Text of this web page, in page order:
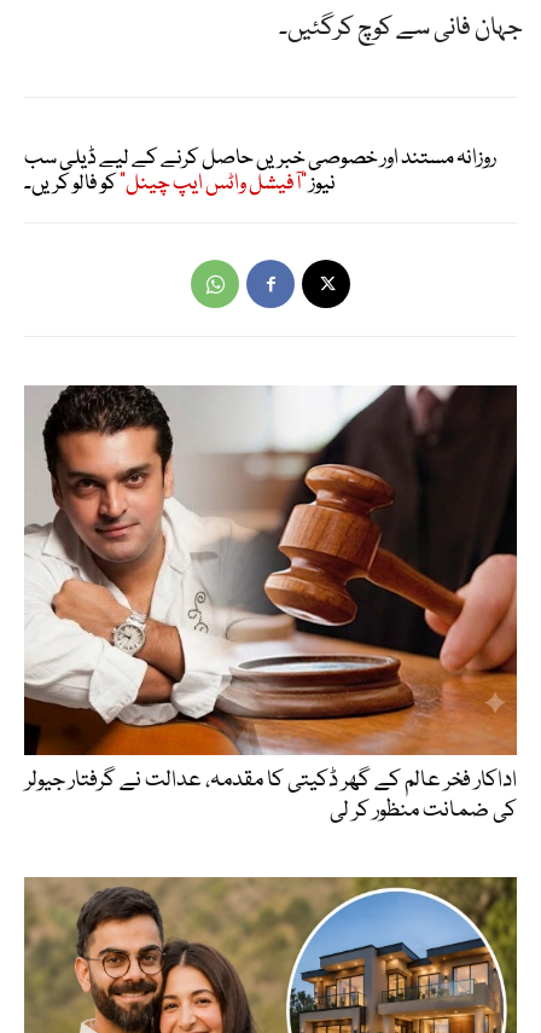
جہان فانی سے کوچ کرگئیں۔
روزانہ مستند اور خصوصی خبریں حاصل کرنے کے لیے ڈیلی سب
نیوز"آفیشل واٹس ایپ چینل"کو فالو کریں۔
اداکار فخر عالم کے گھر ڈکیتی کا مقدمہ، عدالت نے گرفتار جیولر
کی ضمانت منظور کر لی